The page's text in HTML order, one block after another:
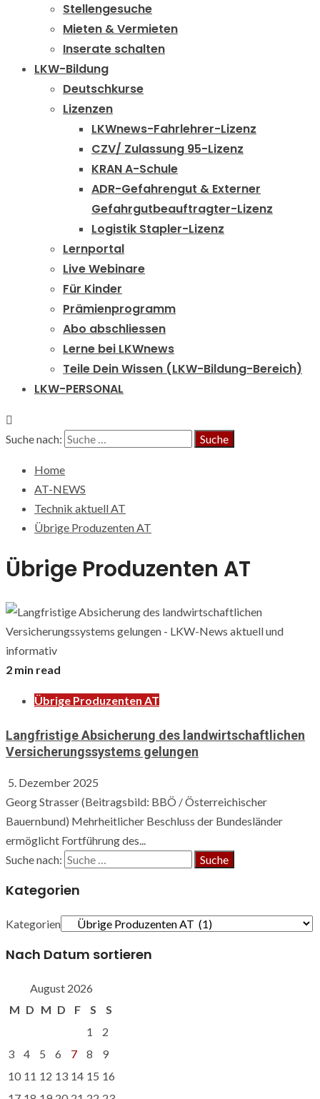
Stellengesuche
Mieten & Vermieten
Inserate schalten
LKW-Bildung
Deutschkurse
Lizenzen
LKWnews-Fahrlehrer-Lizenz
CZV/ Zulassung 95-Lizenz
KRAN A-Schule
ADR-Gefahrengut & Externer
Gefahrgutbeauftragter-Lizenz
Logistik Stapler-Lizenz
Lernportal
Live Webinare
Für Kinder
Prämienprogramm
Abo abschliessen
Lerne bei LKWnews
Teile Dein Wissen (LKW-Bildung-Bereich)
LKW-PERSONAL
Suche nach:
Home
AT-NEWS
Technik aktuell AT
Übrige Produzenten AT
Übrige Produzenten AT
2 min read
Übrige Produzenten AT
Langfristige Absicherung des landwirtschaftlichen
Versicherungssystems gelungen
5. Dezember 2025
Georg Strasser (Beitragsbild: BBÖ / Österreichischer
Bauernbund) Mehrheitlicher Beschluss der Bundesländer
ermöglicht Fortführung des...
Suche nach:
Kategorien
Kategorien
Nach Datum sortieren
August 2026
M D M D F S
S
1
2
3
4 5 6 7 8
9
10 11 12 13 14 15 16